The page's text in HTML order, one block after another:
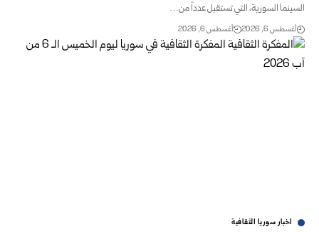
السينما السورية، التي تستقبل عدداً من…
أغسطس 6, 2026 أغسطس 6, 2026
اخبار سوريا الثقافية